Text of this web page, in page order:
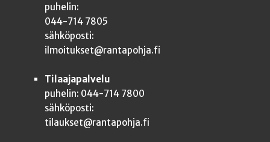
puhelin:
044-714 7805
sähköposti:
ilmoitukset@rantapohja.fi
Tilaajapalvelu
puhelin: 044-714 7800
sähköposti:
tilaukset@rantapohja.fi